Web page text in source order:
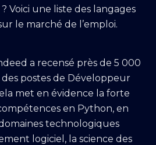
Voici une liste des langages
le marché de l’emploi.
a recensé près de 5 000
postes de Développeur
met en évidence la forte
en Python, en
technologiques
logiciel, la science des